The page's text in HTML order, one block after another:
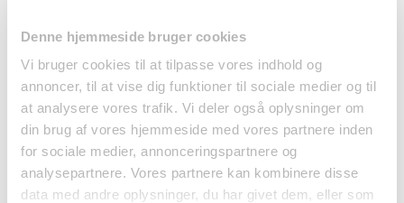
Denne hjemmeside bruger cookies
Vi bruger cookies til at tilpasse vores indhold og
annoncer, til at vise dig funktioner til sociale medier og til
at analysere vores trafik. Vi deler også oplysninger om
din brug af vores hjemmeside med vores partnere inden
for sociale medier, annonceringspartnere og
analysepartnere. Vores partnere kan kombinere disse
data med andre oplysninger, du har givet dem, eller som
Hoisin Sauce 455ml
Flying Goose
仅配送⾄邮编1000-4999
Gyoza m. Svinekød og
Grøntsager 600g Bibigo